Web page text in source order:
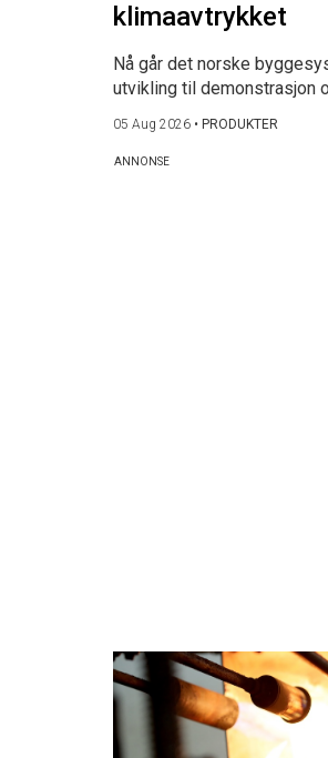
klimaavtrykket
Nå går det norske
utvikling til demonstrasjon
05 Aug 2026 • PRODUKTER